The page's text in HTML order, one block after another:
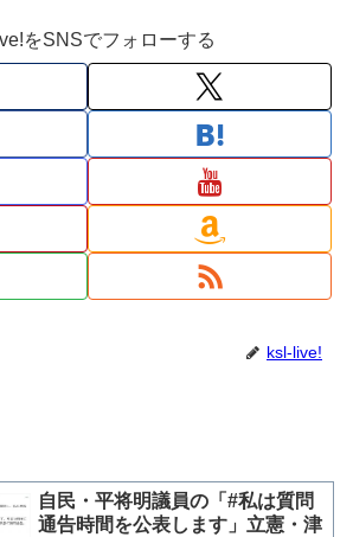
をSNSでフォローする
ksl-live!
自民・平将明議員の「#私は質問
通告時間を公表します」立憲・津